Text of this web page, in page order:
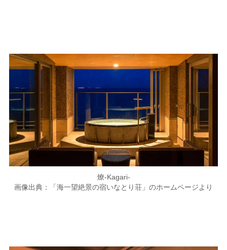
燎-Kagari-
画像出典：「海一望絶景の宿いなとり荘」のホームページより